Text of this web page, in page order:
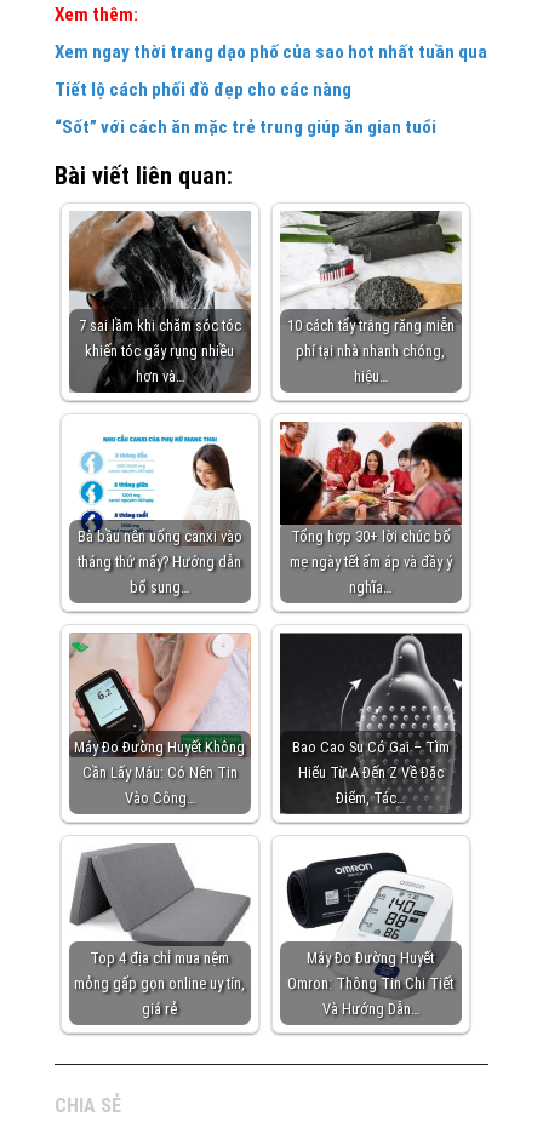
Xem thêm:
Xem ngay thời trang dạo phố của sao hot nhất tuần qua
Tiết lộ cách phối đồ đẹp cho các nàng
“Sốt” với cách ăn mặc trẻ trung giúp ăn gian tuổi
Bài viết liên quan:
7 sai lầm khi chăm sóc tóc
khiến tóc gãy rụng nhiều
hơn và…
10 cách tẩy trắng răng miễn
phí tại nhà nhanh chóng,
hiệu…
Bà bầu nên uống canxi vào
tháng thứ mấy? Hướng dẫn
bổ sung…
Tổng hợp 30+ lời chúc bố
mẹ ngày tết ấm áp và đầy ý
nghĩa…
Máy Đo Đường Huyết Không
Cần Lấy Máu: Có Nên Tin
Vào Công…
Bao Cao Su Có Gai – Tìm
Hiểu Từ A Đến Z Về Đặc
Điểm, Tác…
Top 4 địa chỉ mua nệm
mỏng gấp gọn online uy tín,
giá rẻ
Máy Đo Đường Huyết
Omron: Thông Tin Chi Tiết
Và Hướng Dẫn…
CHIA SẺ